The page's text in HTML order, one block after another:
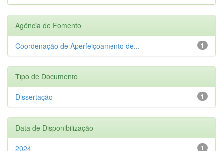
Agência de Fomento
1
Coordenação de Aperfeiçoamento de...
Tipo de Documento
1
Dissertação
Data de Disponibilização
1
2024